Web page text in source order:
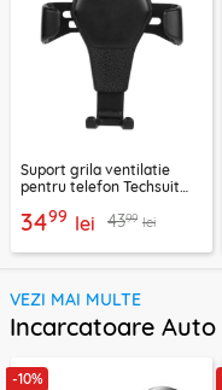
Suport grila ventilatie
pentru telefon Techsuit
3499 lei 4399 lei
VEZI MAI MULTE
Incarcatoare Auto
-10%